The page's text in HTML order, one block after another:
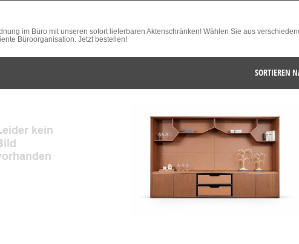
im Büro mit unseren sofort lieferbaren Aktenschränken! Wählen Sie aus
Büroorganisation. Jetzt bestellen!
SORTIEREN